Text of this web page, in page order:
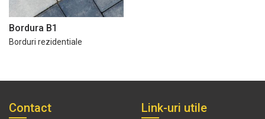
Bordura B1
Borduri rezidentiale
Contact Link-uri utile